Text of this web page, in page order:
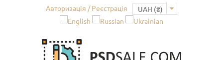
Авторизація / Реєстрація